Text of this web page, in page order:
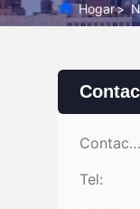
Hogar>
Contactos:
Tel: